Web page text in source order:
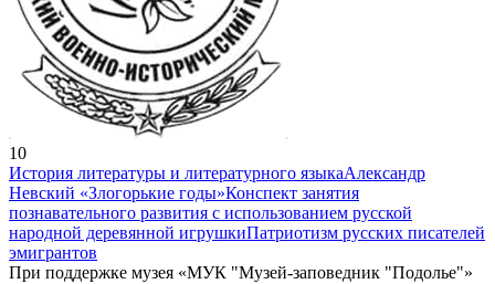
10
История литературы и литературного языкаАлександр
Невский «Злогорькие годы»Конспект занятия
познавательного развития с использованием русской
народной деревянной игрушкиПатриотизм русских писателей
эмигрантов
При поддержке музея «МУК "Музей-заповедник "Подолье"»